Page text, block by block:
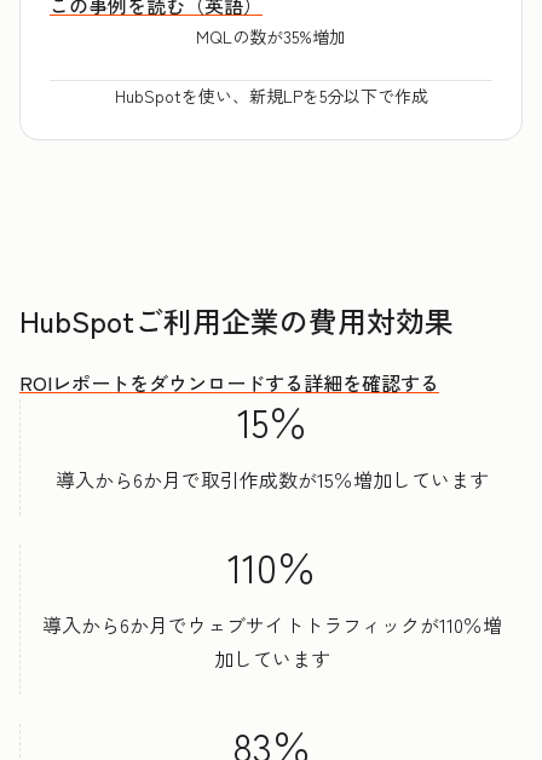
MQLの数が35%増加
HubSpotを使い、新規LPを5分以下で作成
HubSpotご利用企業の費用対効果
ROIレポートをダウンロードする詳細を確認する
15％
導入から6か月で取引作成数が15％増加しています
110％
導入から6か月でウェブサイトトラフィックが110％増
加しています
83％